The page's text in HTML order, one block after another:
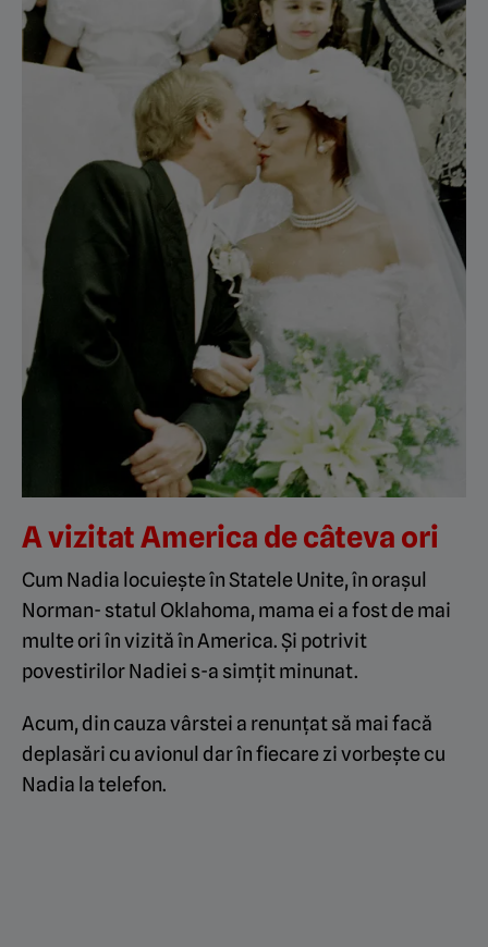
A vizitat America de câteva ori
Cum Nadia locuiește în Statele Unite, în orașul
Norman- statul Oklahoma, mama ei a fost de mai
multe ori în vizită în America. Și potrivit
povestirilor Nadiei s-a simțit minunat.
Acum, din cauza vârstei a renunțat să mai facă
deplasări cu avionul dar în fiecare zi vorbește cu
Nadia la telefon.